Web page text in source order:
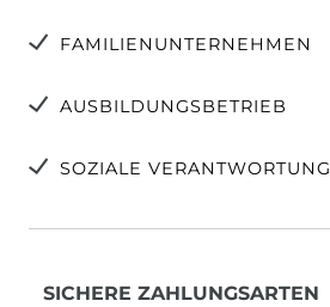
FAMILIENUNTERNEHMEN
AUSBILDUNGSBETRIEB
SOZIALE VERANTWORTUNG
SICHERE ZAHLUNGSARTEN